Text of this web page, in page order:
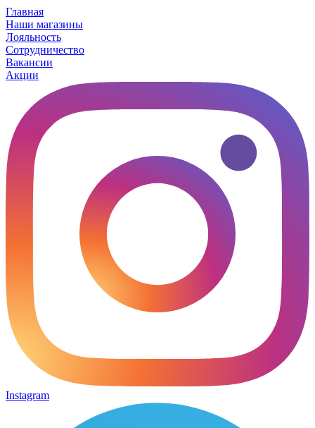
Главная
Наши магазины
Лояльность
Сотрудничество
Вакансии
Акции
Instagram